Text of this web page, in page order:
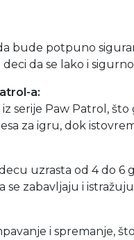
bude potpuno
da se lako i
a:
serije Paw Patrol,
za igru, dok
uzrasta od 4 do 6
zabavljaju i
i spremanje,